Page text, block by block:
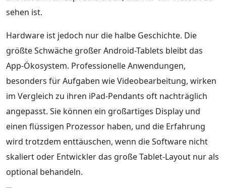
sehen ist.
Hardware ist jedoch nur die halbe Geschichte. Die
größte Schwäche großer Android-Tablets bleibt das
App-Ökosystem. Professionelle Anwendungen,
besonders für Aufgaben wie Videobearbeitung, wirken
im Vergleich zu ihren iPad-Pendants oft nachträglich
angepasst. Sie können ein großartiges Display und
einen flüssigen Prozessor haben, und die Erfahrung
wird trotzdem enttäuschen, wenn die Software nicht
skaliert oder Entwickler das große Tablet-Layout nur als
optional behandeln.